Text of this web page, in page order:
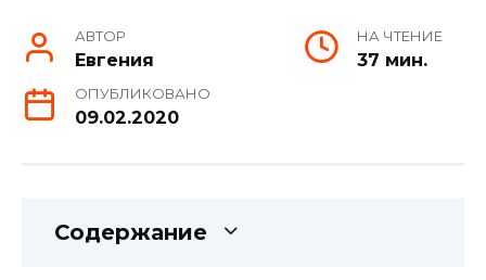
АВТОР
Евгения
НА ЧТЕНИЕ
37 мин.
ОПУБЛИКОВАНО
09.02.2020
Содержание